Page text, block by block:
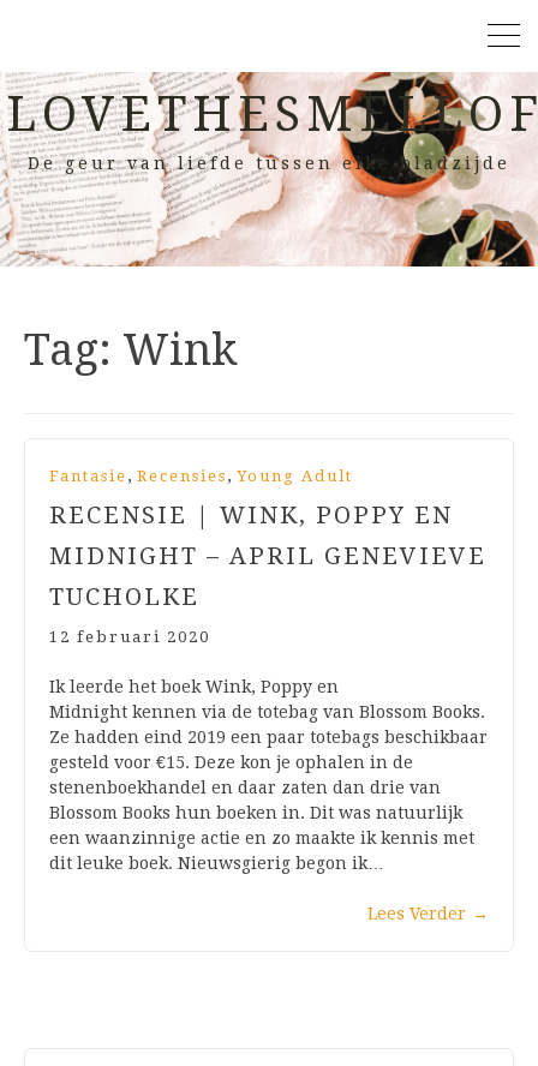
De geur van liefde tussen elke bladzijde
Tag: Wink
Fantasie , Recensies , Young Adult
RECENSIE | WINK, POPPY EN
MIDNIGHT – APRIL GENEVIEVE
TUCHOLKE
12 februari 2020
Ik leerde het boek Wink, Poppy en
Midnight kennen via de totebag van Blossom Books.
Ze hadden eind 2019 een paar totebags beschikbaar
gesteld voor €15. Deze kon je ophalen in de
stenenboekhandel en daar zaten dan drie van
Blossom Books hun boeken in. Dit was natuurlijk
een waanzinnige actie en zo maakte ik kennis met
dit leuke boek. Nieuwsgierig begon ik…
Lees Verder →